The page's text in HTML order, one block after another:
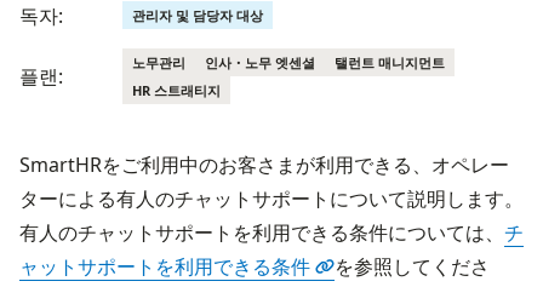
독자: 관리자 및 담당자 대상
플랜:
노무관리 인사・노무 엣센셜
탤런트 매니지먼트
HR 스트래티지
SmartHRをご利用中のお客さまが利用できる、オペレー
ターによる有人のチャットサポートについて説明します。
有人のチャットサポートを利用できる条件については、 チ
ャットサポートを利用できる条件
を参照してくださ